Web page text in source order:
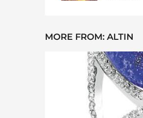
MORE FROM: ALTIN